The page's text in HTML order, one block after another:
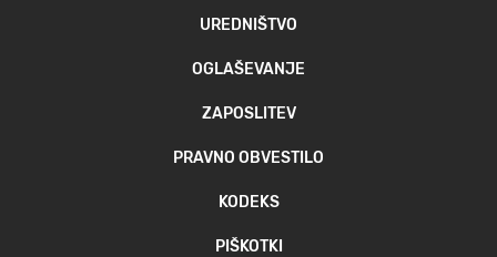
UREDNIŠTVO
OGLAŠEVANJE
ZAPOSLITEV
PRAVNO OBVESTILO
KODEKS
PIŠKOTKI